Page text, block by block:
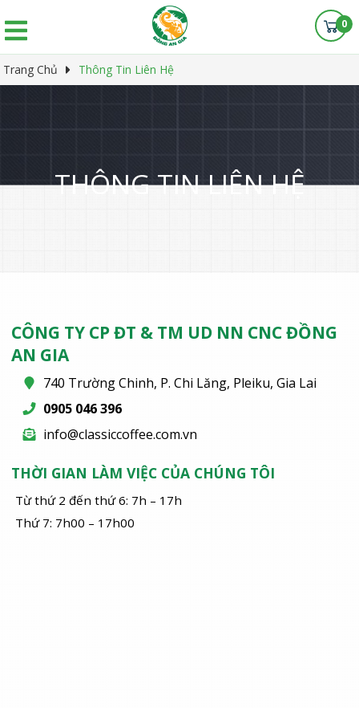
0
Trang Chủ Thông Tin Liên Hệ
THÔNG TIN LIÊN HỆ
CÔNG TY CP ĐT & TM UD NN CNC ĐỒNG
AN GIA
740 Trường Chinh, P. Chi Lăng, Pleiku, Gia Lai
0905 046 396
info@classiccoffee.com.vn
THỜI GIAN LÀM VIỆC CỦA CHÚNG TÔI
Từ thứ 2 đến thứ 6: 7h – 17h
Thứ 7: 7h00 – 17h00